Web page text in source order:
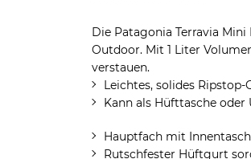
Die Patagonia Terravia
Outdoor. Mit 1 Liter
verstauen.
Leichtes, solides
Kann als Hüfttasche
Hauptfach mit
Rutschfester Hüftgurt